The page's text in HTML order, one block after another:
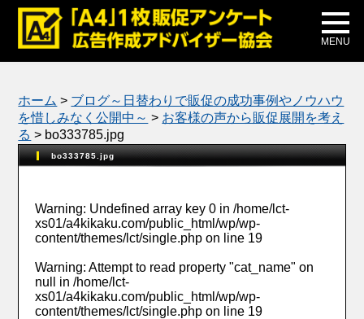
MENU
メディア掲載
公式ブログ
ホーム > ブログ～日替わりで販促の成功事例やノウハウ
を惜しみなく公開中～ > お客様の声から販促展開を考え
る > bo333785.jpg
bo333785.jpg
Warning: Undefined array key 0 in/home/lct-
xs01/a4kikaku.com/public_html/wp/wp-
content/themes/lct/single.php on line 19
Warning: Attempt to read property "cat_name" on
null in/home/lct-
xs01/a4kikaku.com/public_html/wp/wp-
content/themes/lct/single.php on line 19